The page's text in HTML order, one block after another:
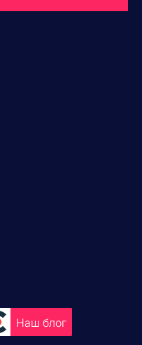
Наш блог